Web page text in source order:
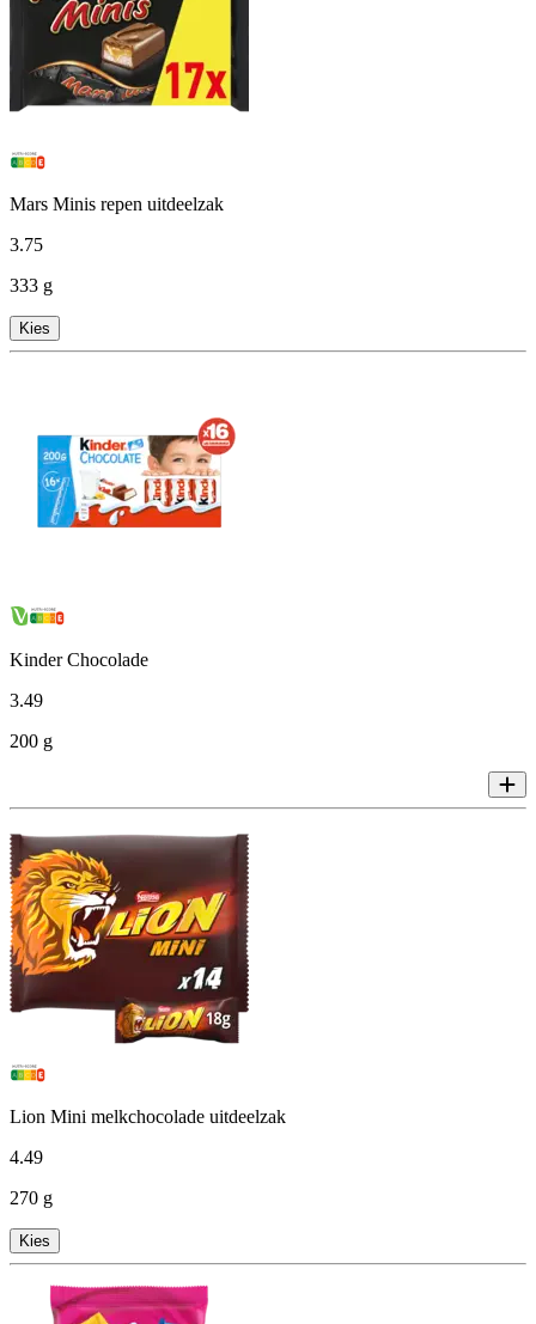
Mars Minis repen uitdeelzak
3.75
333 g
Kies
Kinder Chocolade
3.49
200 g
Lion Mini melkchocolade uitdeelzak
4.49
270 g
Kies